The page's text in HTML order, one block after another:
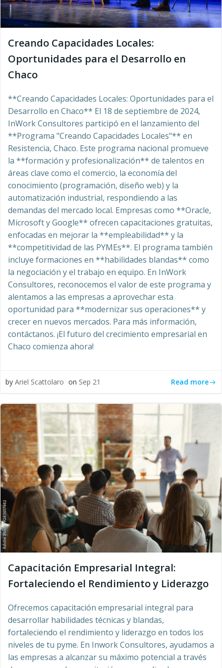
Creando Capacidades Locales:
Oportunidades para el Desarrollo en
Chaco
**Creando Capacidades Locales: Oportunidades para el
Desarrollo en Chaco** El 18 de septiembre de 2024,
InWork Consultores participó en el lanzamiento del
**Programa "Creando Capacidades Locales"** en
Resistencia, Chaco. Este programa nacional promueve
la **formación y profesionalización** de talentos en
áreas clave como el comercio, la economía del
conocimiento (programación, diseño web) y la
automatización industrial, respondiendo a las
demandas del mercado local. Empresas como **Oracle,
Microsoft y Google** ofrecen capacitaciones gratuitas,
enfocadas en mejorar la **empleabilidad** y la
**competitividad de las PYMEs**. El programa también
incluye formaciones en **habilidades blandas** como
la negociación y el trabajo en equipo. En InWork
Consultores, reconocemos el valor de este programa y
alentamos a las empresas a aprovechar esta
oportunidad para **modernizar sus operaciones** y
crecer en nuevos mercados. Para más información,
contáctanos. ¡El futuro del crecimiento empresarial en
Chaco comienza ahora!
by Ariel Scattolaro on Sep 21 Read more
Capacitación Empresarial Integral:
Fortaleciendo el Rendimiento y Liderazgo
Ofrecemos capacitación empresarial integral para
desarrollar habilidades técnicas y blandas,
fortaleciendo el rendimiento y liderazgo en todos los
niveles de tu pyme. En Inwork Consultores, ayudamos a
las empresas a alcanzar su máximo potencial a través